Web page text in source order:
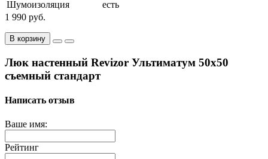
Шумоизоляция
есть
1 990 руб.
В корзину
Люк настенный Revizor Ультиматум 50x50
съемный стандарт
Написать отзыв
Ваше имя:
Рейтинг